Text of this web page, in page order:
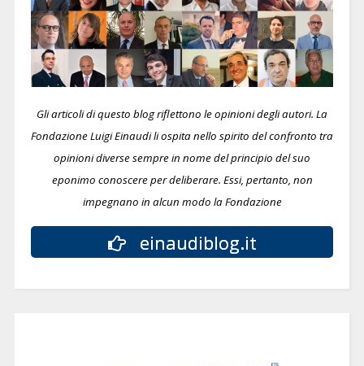
Gli articoli di questo blog riflettono le opinioni degli autori. La
Fondazione Luigi Einaudi li ospita nello spirito del confronto tra
opinioni diverse sempre in nome del principio del suo
eponimo conoscere per deliberare. Essi, pertanto, non
impegnano in alcun modo la Fondazione
einaudiblog.it